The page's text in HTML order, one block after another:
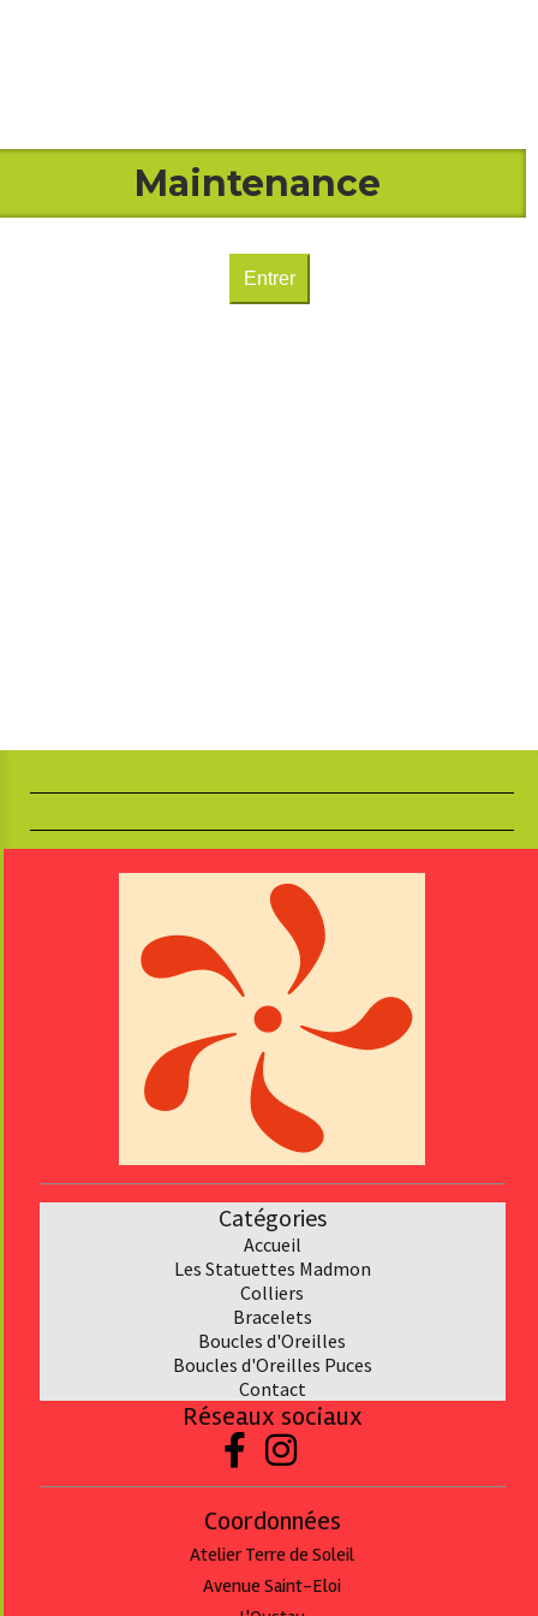
Maintenance
Catégories
Accueil
Les Statuettes Madmon
Colliers
Bracelets
Boucles d'Oreilles
Boucles d'Oreilles Puces
Contact
Réseaux sociaux
 
Coordonnées
Atelier Terre de Soleil
Avenue Saint-Eloi